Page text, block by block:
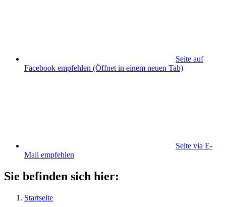
Seite auf
Facebook empfehlen (Öffnet in einem neuen Tab)
Seite via E-
Mail empfehlen
Sie befinden sich hier:
Startseite